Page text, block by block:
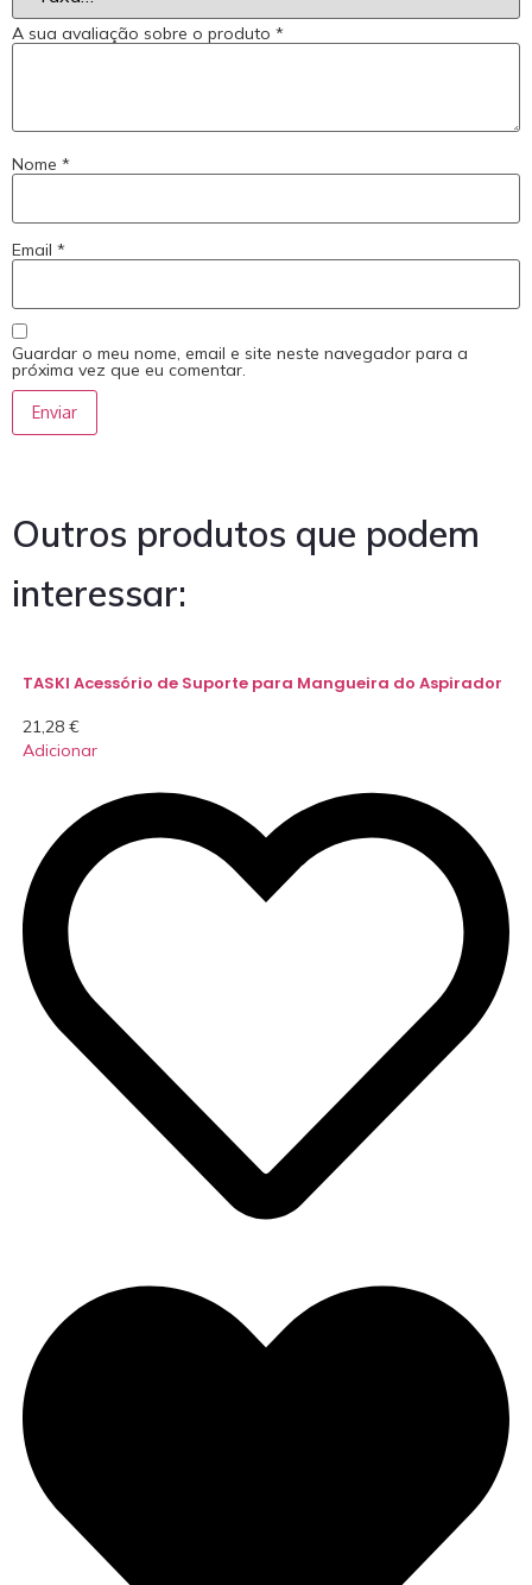
A sua avaliação sobre o produto *
Nome *
Email *
Guardar o meu nome, email e site neste navegador para a
próxima vez que eu comentar.
Outros produtos que podem
interessar:
TASKI Acessório de Suporte para Mangueira do Aspirador
21,28 €
Adicionar